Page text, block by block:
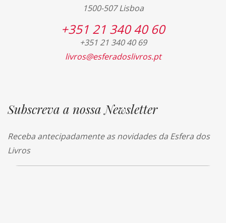
1500-507 Lisboa
+351 21 340 40 60
+351 21 340 40 69
livros@esferadoslivros.pt
Subscreva a nossa Newsletter
Receba antecipadamente as novidades da Esfera dos
Livros